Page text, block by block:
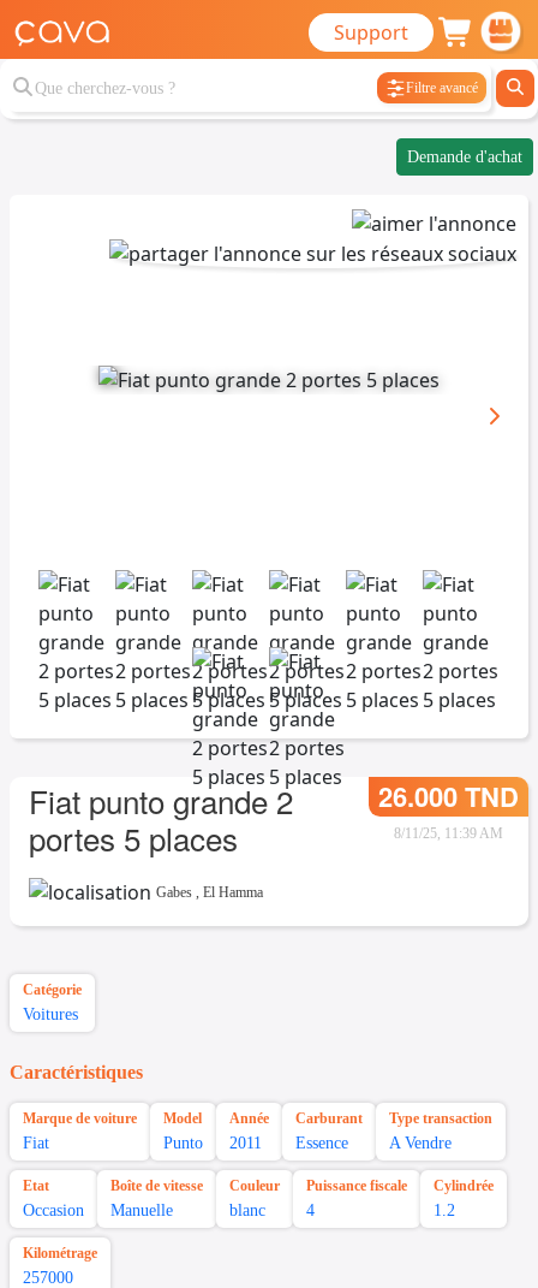
Support
Filtre avancé
Demande d'achat
Fiat punto grande 2
portes 5 places
26.000 TND
8/11/25, 11:39 AM
Gabes , El Hamma
Catégorie
Voitures
Caractéristiques
Marque de voiture
Fiat
Model
Punto
Année
2011
Carburant
Essence
Type transaction
A Vendre
Etat
Occasion
Boîte de vitesse
Manuelle
Couleur
blanc
Puissance fiscale
4
Cylindrée
1.2
Kilométrage
257000